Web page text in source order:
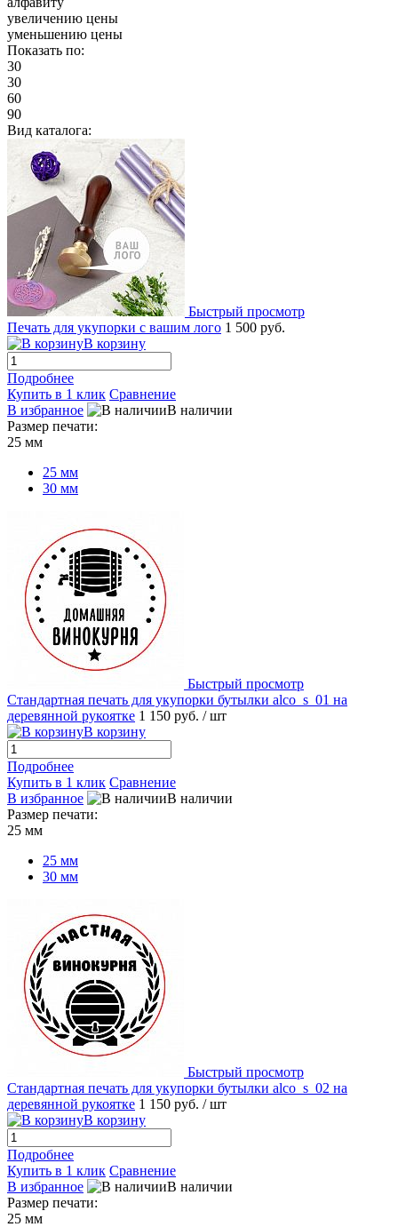
увеличению цены
уменьшению цены
Показать по:
30
30
60
90
Вид каталога:
Быстрый просмотр
Печать для укупорки с вашим лого 1 500 руб.
В корзину
Подробнее
Купить в 1 клик Сравнение
В избранное
В наличии
Размер печати:
25 мм
25 мм
30 мм
Быстрый просмотр
Стандартная печать для укупорки бутылки alco_s_01 на
деревянной рукоятке 1 150 руб. / шт
В корзину
Подробнее
Купить в 1 клик Сравнение
В избранное
В наличии
Размер печати:
25 мм
25 мм
30 мм
Быстрый просмотр
Стандартная печать для укупорки бутылки alco_s_02 на
деревянной рукоятке 1 150 руб. / шт
В корзину
Подробнее
Купить в 1 клик Сравнение
В избранное
В наличии
Размер печати:
25 мм